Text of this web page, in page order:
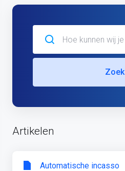
Zoek
Artikelen
Automatische incasso